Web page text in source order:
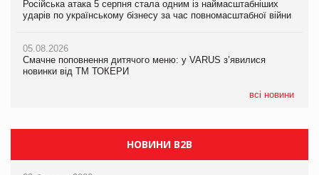
Російська атака 5 серпня стала одним із наймасштабніших
ударів по українському бізнесу за час повномасштабної війни
05.08.2026
Смачне поповнення дитячого меню: у VARUS з’явилися
новинки від ТМ ТОКЕРИ
всі новини
Російська атака 5 серпня стала одним із наймасштабніших
ударів по українському бізнесу за час повномасштабної війни
05.08.2026
Смачне поповнення дитячого меню: у VARUS з’явилися
новинки від ТМ ТОКЕРИ
НОВИНИ B2B